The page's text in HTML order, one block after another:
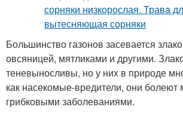
Большинство газонов засевается
овсяницей, мятликами и другими.
теневыносливы, но у них в природе
как насекомые-вредители, они болеют
грибковыми заболеваниями.